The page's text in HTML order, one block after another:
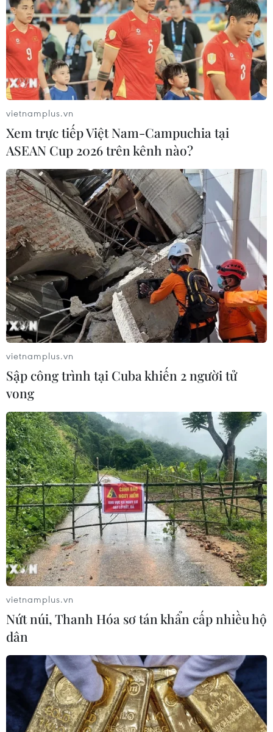
Đảm bảo tiến độ, chất lượng đường cao
tốc Bắc-Nam là yếu tố quan trọng hàng
đầu
24/02/2025 10:54
Bộ Giao thông vận tải đã và đang chỉ đạo các chủ đầu
tư, ban quản lý dự án yêu cầu các nhà thầu đẩy nhanh
tiến độ thi công, đảm bảo chất lượng Dự án cao tốc
Bắc-Nam phía Đông.
vietnamplus.vn
Xem trực tiếp Việt Nam-Campuchia tại
ASEAN Cup 2026 trên kênh nào?
vietnamplus.vn
Sập công trình tại Cuba khiến 2 người tử
vong
vietnamplus.vn
Nứt núi, Thanh Hóa sơ tán khẩn cấp nhiều hộ
dân